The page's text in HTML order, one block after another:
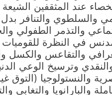
عند المثقفين
والسلطوي والتنافر بدل
والتذمر الطفولي
في النظرة للقوميات
والتقاعس والكسل
وترسيخ الوعي
والنستولوجيا
والبارانويا والتغابي